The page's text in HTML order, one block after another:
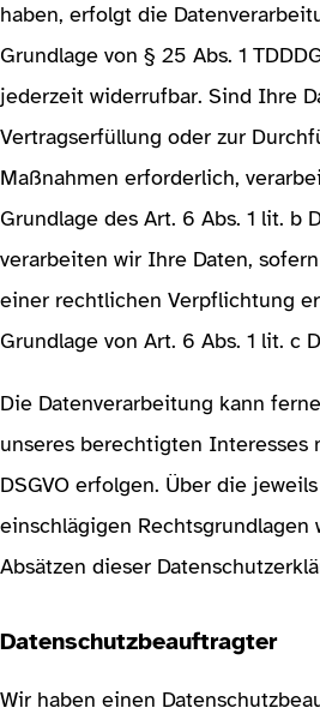
haben, erfolgt die
Grundlage von § 25 Abs. 1
jederzeit widerrufbar. Sind Ihre
Vertragserfüllung oder zur
Maßnahmen erforderlich,
Grundlage des Art. 6 Abs. 1 lit. b
verarbeiten wir Ihre Daten,
einer rechtlichen Verpflichtung
Grundlage von Art. 6 Abs. 1 lit. c
Die Datenverarbeitung kann
unseres berechtigten Interesses
DSGVO erfolgen. Über die
einschlägigen
Absätzen dieser
Datenschutzbeauftragter
Wir haben einen